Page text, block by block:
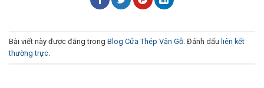
Bài viết này được đăng trong Blog Cửa Thép Vân Gỗ . Đánh dấu liên kết
thường trực